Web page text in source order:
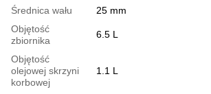
Średnica wału
25 mm
Objętość
zbiornika
6.5 L
Objętość
olejowej skrzyni
korbowej
1.1 L